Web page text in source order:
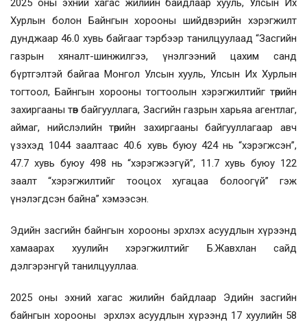
2025 оны эхний хагас жилийн байдлаар хууль, Улсын Их
Хурлын болон Байнгын хорооны шийдвэрийн хэрэгжилт
дунджаар 46.0 хувь байгааг тэрбээр танилцуулаад “Засгийн
газрын хяналт-шинжилгээ, үнэлгээний цахим санд
бүртгэлтэй байгаа Монгол Улсын хууль, Улсын Их Хурлын
тогтоол, Байнгын хорооны тогтоолын хэрэгжилтийг төрийн
захиргааны төв байгууллага, Засгийн газрын харьяа агентлаг,
аймаг, нийслэлийн төрийн захиргааны байгууллагаар авч
үзэхэд 1044 заалтаас 40.6 хувь буюу 424 нь “хэрэгжсэн”,
47.7 хувь буюу 498 нь “хэрэгжээгүй”, 11.7 хувь буюу 122
заалт “хэрэгжилтийг тооцох хугацаа болоогүй” гэж
үнэлэгдсэн байна” хэмээсэн.
Эдийн засгийн байнгын хорооны эрхлэх асуудлын хүрээнд
хамаарах хуулийн хэрэгжилтийг Б.Жавхлан сайд
дэлгэрэнгүй танилцууллаа.
2025 оны эхний хагас жилийн байдлаар Эдийн засгийн
байнгын хорооны эрхлэх асуудлын хүрээнд 17 хуулийн 58